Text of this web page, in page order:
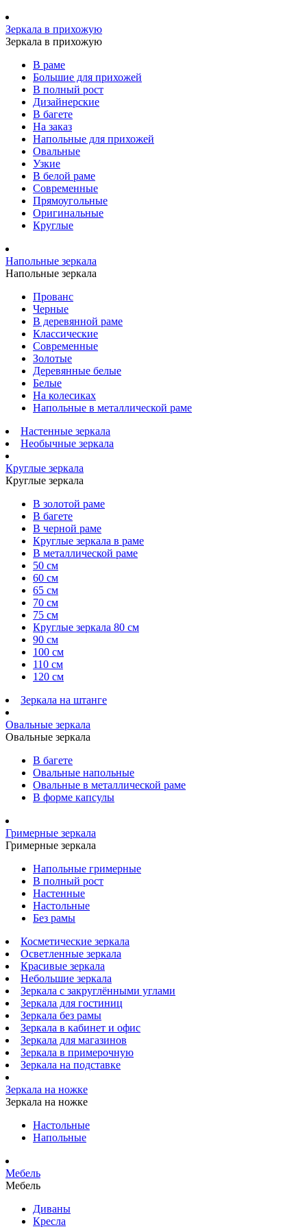
Зеркала в прихожую
Зеркала в прихожую
В раме
Большие для прихожей
В полный рост
Дизайнерские
В багете
На заказ
Напольные для прихожей
Овальные
Узкие
В белой раме
Современные
Прямоугольные
Оригинальные
Круглые
Напольные зеркала
Напольные зеркала
Прованс
Черные
В деревянной раме
Классические
Современные
Золотые
Деревянные белые
Белые
На колесиках
Напольные в металлической раме
Настенные зеркала
Необычные зеркала
Круглые зеркала
Круглые зеркала
В золотой раме
В багете
В черной раме
Круглые зеркала в раме
В металлической раме
50 см
60 см
65 см
70 см
75 см
Круглые зеркала 80 см
90 см
100 см
110 см
120 см
Зеркала на штанге
Овальные зеркала
Овальные зеркала
В багете
Овальные напольные
Овальные в металлической раме
В форме капсулы
Гримерные зеркала
Гримерные зеркала
Напольные гримерные
В полный рост
Настенные
Настольные
Без рамы
Косметические зеркала
Осветленные зеркала
Красивые зеркала
Небольшие зеркала
Зеркала с закруглёнными углами
Зеркала для гостиниц
Зеркала без рамы
Зеркала в кабинет и офис
Зеркала для магазинов
Зеркала в примерочную
Зеркала на подставке
Зеркала на ножке
Зеркала на ножке
Настольные
Напольные
Мебель
Мебель
Диваны
Кресла